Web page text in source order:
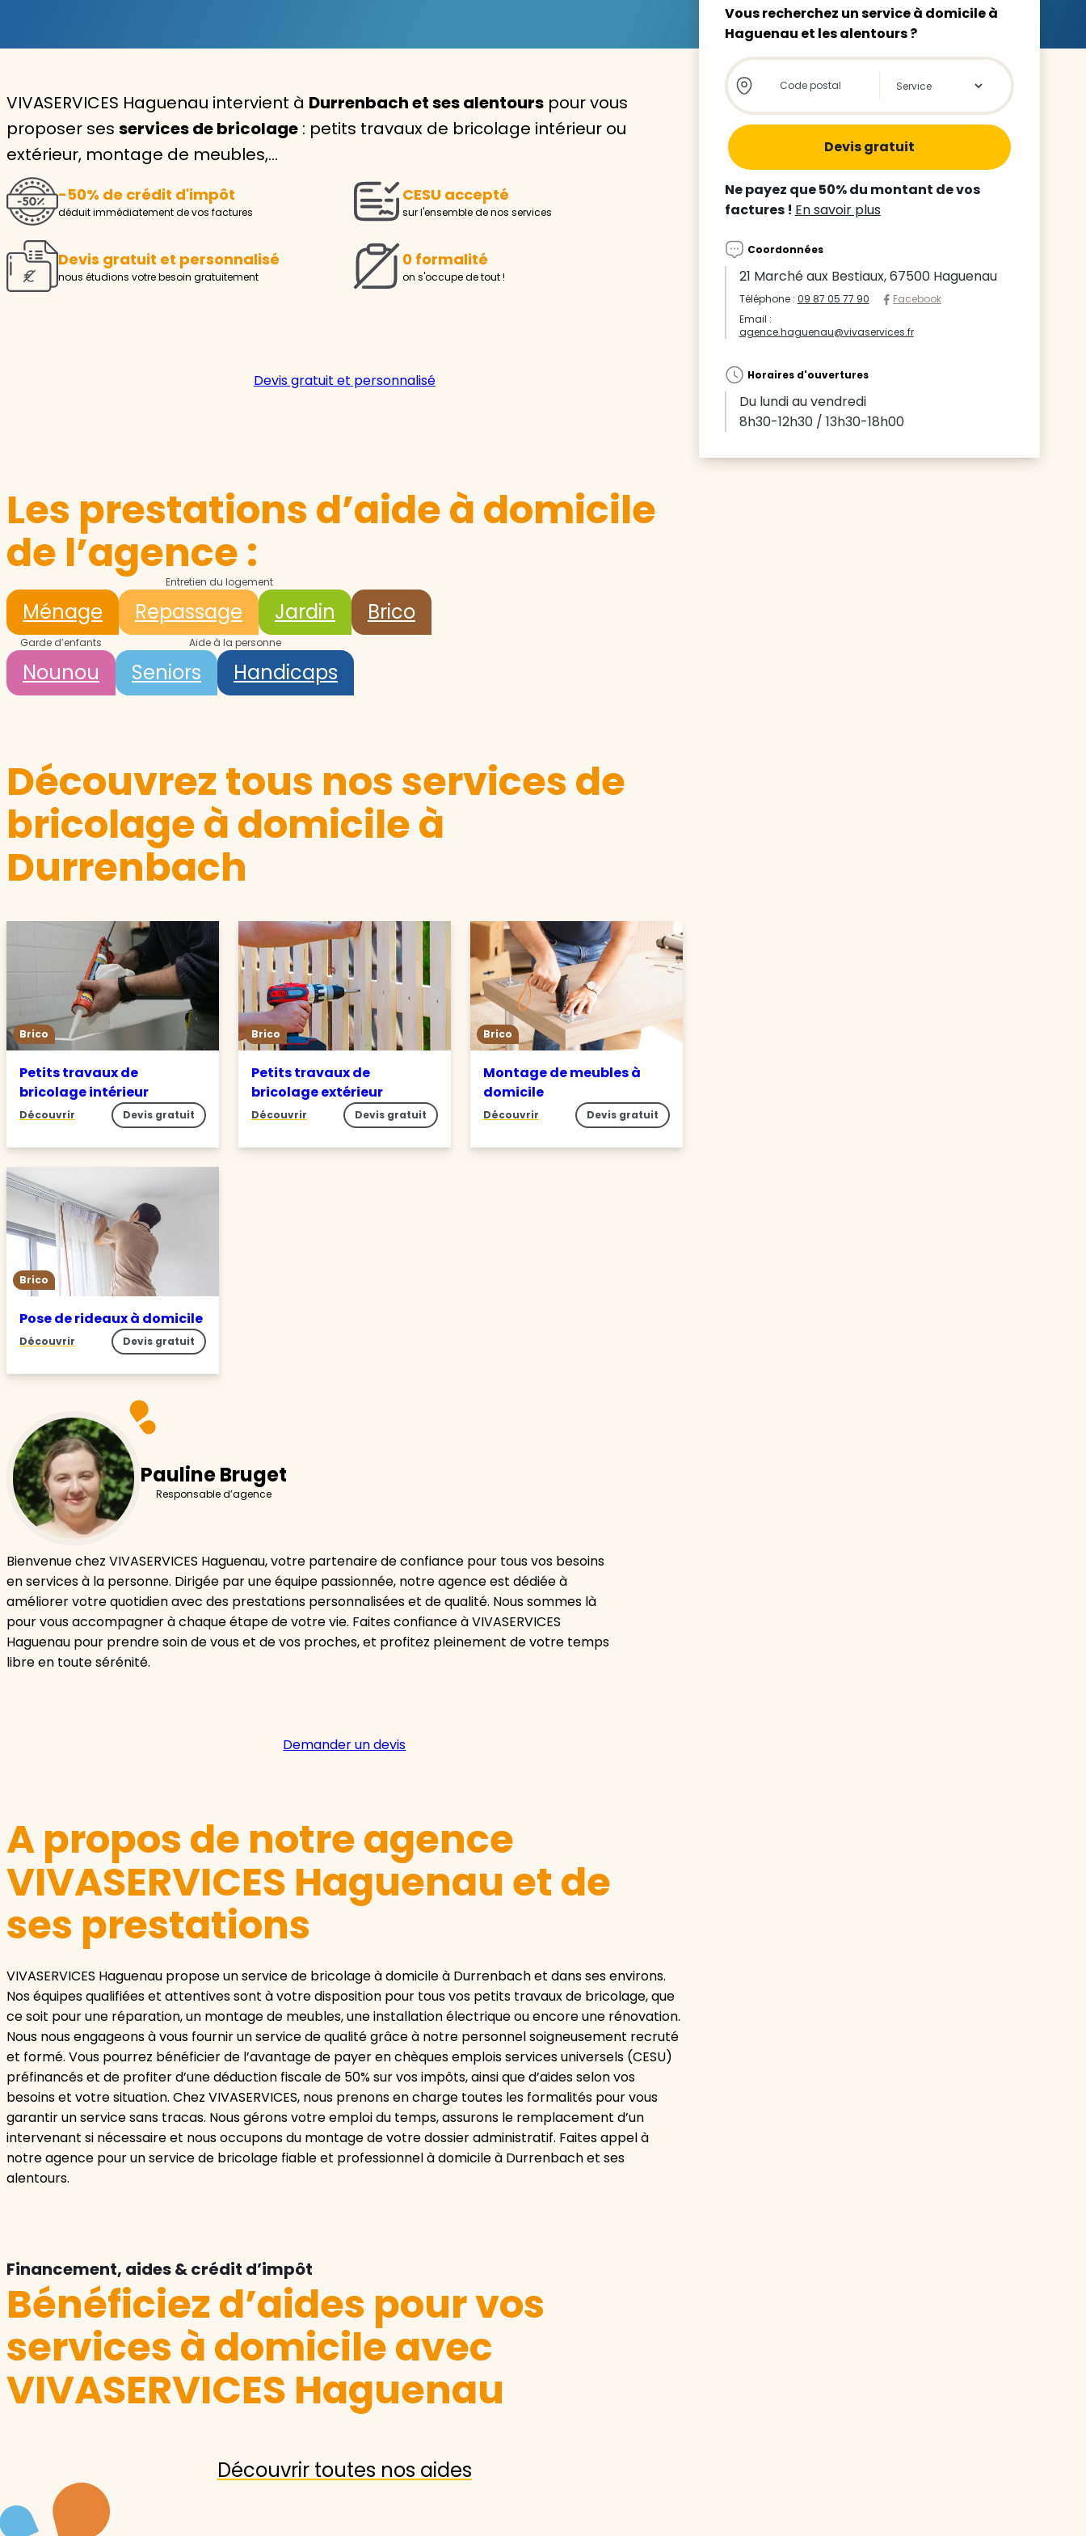
Aide à la personne
Seniors
Handicaps
Voir tous les services
Avec VIVASERVICES, trouvez le
service à domicile qui vous
Pour l’entretien de votre logement, la garde de votre enfant
ou l’accompagnement d’un parent, nos intervenants à
Demander un devis gratuit
Trouver mon agence
VIVASERVICES Haguenau intervient à Durrenbach et ses alentours pour vous
proposer ses services de bricolage : petits travaux de bricolage intérieur ou
extérieur, montage de meubles,…
-50% de crédit d'impôt
déduit immédiatement de vos factures
CESU accepté
sur l'ensemble de nos services
Devis gratuit et personnalisé
nous étudions votre besoin gratuitement
0 formalité
on s'occupe de tout !
Devis gratuit et personnalisé
Les prestations d’aide à domicile
de l’agence :
Entretien du logement
Ménage Repassage Jardin Brico
Garde d’enfants
Nounou
Aide à la personne
Seniors Handicaps
Découvrez tous nos services de
bricolage à domicile à
Durrenbach
Brico
Petits travaux de
bricolage intérieur
Découvrir Devis gratuit
Brico
Petits travaux de
bricolage extérieur
Découvrir Devis gratuit
Brico
Montage de meubles à
domicile
Découvrir Devis gratuit
Brico
Pose de rideaux à domicile
Découvrir Devis gratuit
Pauline Bruget
Responsable d’agence
Bienvenue chez VIVASERVICES Haguenau, votre partenaire de confiance pour tous vos besoins
en services à la personne. Dirigée par une équipe passionnée, notre agence est dédiée à
améliorer votre quotidien avec des prestations personnalisées et de qualité. Nous sommes là
pour vous accompagner à chaque étape de votre vie. Faites confiance à VIVASERVICES
Haguenau pour prendre soin de vous et de vos proches, et profitez pleinement de votre temps
libre en toute sérénité.
Demander un devis
A propos de notre agence
VIVASERVICES Haguenau et de
ses prestations
VIVASERVICES Haguenau propose un service de bricolage à domicile à Durrenbach et dans ses environs.
Nos équipes qualifiées et attentives sont à votre disposition pour tous vos petits travaux de bricolage, que
ce soit pour une réparation, un montage de meubles, une installation électrique ou encore une rénovation.
Nous nous engageons à vous fournir un service de qualité grâce à notre personnel soigneusement recruté
et formé. Vous pourrez bénéficier de l’avantage de payer en chèques emplois services universels (CESU)
préfinancés et de profiter d’une déduction fiscale de 50% sur vos impôts, ainsi que d’aides selon vos
besoins et votre situation. Chez VIVASERVICES, nous prenons en charge toutes les formalités pour vous
garantir un service sans tracas. Nous gérons votre emploi du temps, assurons le remplacement d’un
intervenant si nécessaire et nous occupons du montage de votre dossier administratif. Faites appel à
notre agence pour un service de bricolage fiable et professionnel à domicile à Durrenbach et ses
alentours.
Financement, aides & crédit d’impôt
Bénéficiez d’aides pour vos
services à domicile avec
VIVASERVICES Haguenau
Découvrir toutes nos aides
Vous recherchez un service à domicile à
Haguenau et les alentours ?
Store locator global - Autocompletion
Rechercher
Ne payez que 50% du montant de vos
factures ! En savoir plus
Coordonnées
21 Marché aux Bestiaux, 67500 Haguenau
Téléphone : 09 87 05 77 90
Facebook
Email :
agence.haguenau@vivaservices.fr
Horaires d'ouvertures
Du lundi au vendredi
8h30-12h30 / 13h30-18h00